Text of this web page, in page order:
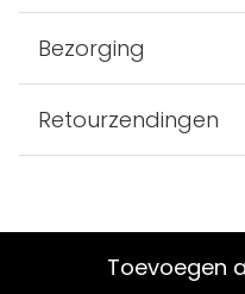
Bezorging
Retourzendingen
Toevoegen